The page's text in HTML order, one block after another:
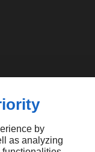
by
as analyzing